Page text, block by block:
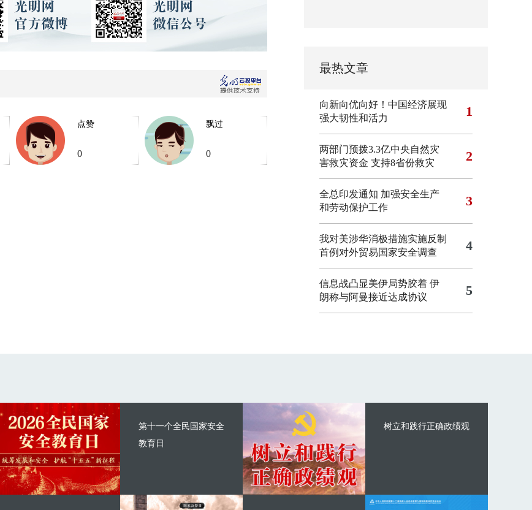
点赞
0
飘过
0
最热文章
向新向优向好！中国经济展现
强大韧性和活力
1
两部门预拨3.3亿中央自然灾
害救灾资金 支持8省份救灾
2
全总印发通知 加强安全生产
和劳动保护工作
3
我对美涉华消极措施实施反制
首例对外贸易国家安全调查
4
信息战凸显美伊局势胶着 伊
朗称与阿曼接近达成协议
5
第十一个全民国家安全
教育日
树立和践行正确政绩观